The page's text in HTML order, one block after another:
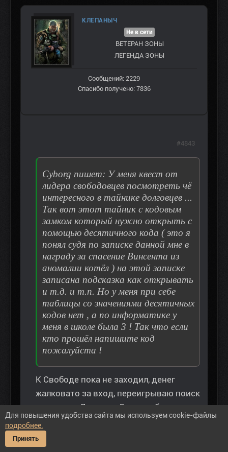
КЛЕПАНЫЧ
Не в сети
ВЕТЕРАН ЗOНЫ
ЛЕГЕНДА ЗОНЫ
Сообщений: 2229
Спасибо получено: 7836
Сyborg пишет: У меня квест от
лидера свободовцев посмотреть чё
интересного в тайнике долговцев ...
Так вот этот тайник с кодовым
замком который нужно открыть с
помощью десятичного кода ( это я
понял судя по записке данной мне в
награду за спасение Винсента из
аномалии котёл ) на этой записке
записана подсказка как открывать
и т.д. и т.п. Но у меня при себе
таблицы со значениями десятичных
кодов нет , а по информатике у
меня в школе была 3 ! Так что если
кто прошёл напишите код
пожалуйста !
К Свободе пока не заходил, денег
жалковато за вход, переигрываю поиск
артов для Доктора. Если разберусь,
отпишусь.
#4843
Для повышения удобства сайта мы используем cookie-файлы
подробнее.
Принять